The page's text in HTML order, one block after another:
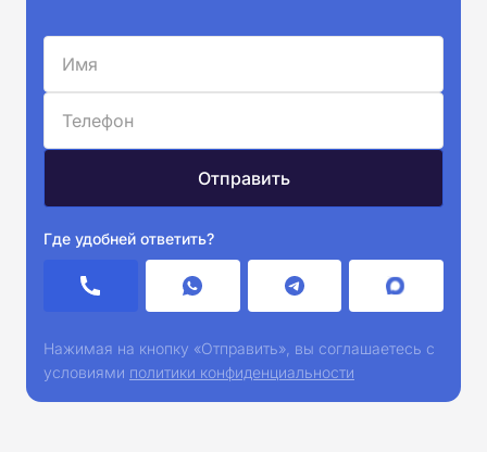
Где удобней ответить?
Нажимая на кнопку «Отправить», вы соглашаетесь с
условиями политики конфиденциальности